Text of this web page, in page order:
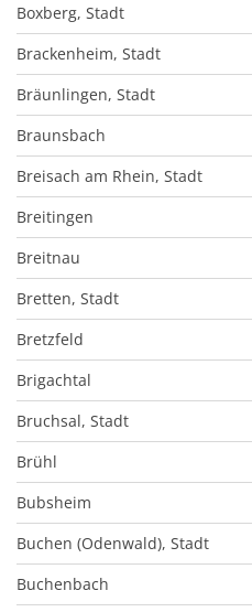
Boxberg, Stadt
Brackenheim, Stadt
Bräunlingen, Stadt
Braunsbach
Breisach am Rhein, Stadt
Breitingen
Breitnau
Bretten, Stadt
Bretzfeld
Brigachtal
Bruchsal, Stadt
Brühl
Bubsheim
Buchen (Odenwald), Stadt
Buchenbach